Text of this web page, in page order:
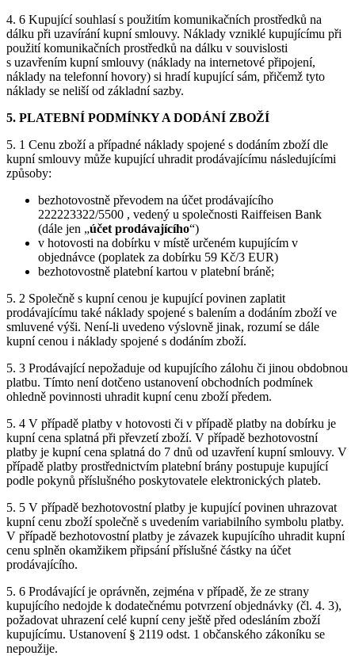
4. 6 Kupující souhlasí s použitím komunikačních prostředků na
dálku při uzavírání kupní smlouvy. Náklady vzniklé kupujícímu při
použití komunikačních prostředků na dálku v souvislosti
s uzavřením kupní smlouvy (náklady na internetové připojení,
náklady na telefonní hovory) si hradí kupující sám, přičemž tyto
náklady se neliší od základní sazby.
5. PLATEBNÍ PODMÍNKY A DODÁNÍ ZBOŽÍ
5. 1 Cenu zboží a případné náklady spojené s dodáním zboží dle
kupní smlouvy může kupující uhradit prodávajícímu následujícími
způsoby:
bezhotovostně převodem na účet prodávajícího
222223322/5500 , vedený u společnosti Raiffeisen Bank
(dále jen „účet prodávajícího“)
v hotovosti na dobírku v místě určeném kupujícím v
objednávce (poplatek za dobírku 59 Kč/3 EUR)
bezhotovostně platební kartou v platební bráně;
5. 2 Společně s kupní cenou je kupující povinen zaplatit
prodávajícímu také náklady spojené s balením a dodáním zboží ve
smluvené výši. Není-li uvedeno výslovně jinak, rozumí se dále
kupní cenou i náklady spojené s dodáním zboží.
5. 3 Prodávající nepožaduje od kupujícího zálohu či jinou obdobnou
platbu. Tímto není dotčeno ustanovení obchodních podmínek
ohledně povinnosti uhradit kupní cenu zboží předem.
5. 4 V případě platby v hotovosti či v případě platby na dobírku je
kupní cena splatná při převzetí zboží. V případě bezhotovostní
platby je kupní cena splatná do 7 dnů od uzavření kupní smlouvy. V
případě platby prostřednictvím platební brány postupuje kupující
podle pokynů příslušného poskytovatele elektronických plateb.
5. 5 V případě bezhotovostní platby je kupující povinen uhrazovat
kupní cenu zboží společně s uvedením variabilního symbolu platby.
V případě bezhotovostní platby je závazek kupujícího uhradit kupní
cenu splněn okamžikem připsání příslušné částky na účet
prodávajícího.
5. 6 Prodávající je oprávněn, zejména v případě, že ze strany
kupujícího nedojde k dodatečnému potvrzení objednávky (čl. 4. 3),
požadovat uhrazení celé kupní ceny ještě před odesláním zboží
kupujícímu. Ustanovení § 2119 odst. 1 občanského zákoníku se
nepoužije.